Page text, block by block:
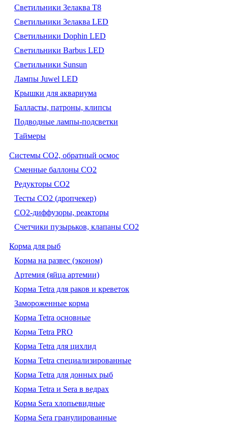
Светильники Зелаква Т8
Светильники Зелаква LED
Светильники Dophin LED
Светильники Barbus LED
Светильники Sunsun
Лампы Juwel LED
Крышки для аквариума
Балласты, патроны, клипсы
Подводные лампы-подсветки
Таймеры
Системы CO2, обратный осмос
Сменные баллоны СО2
Редукторы СО2
Тесты CO2 (дропчекер)
СО2-диффузоры, реакторы
Счетчики пузырьков, клапаны СО2
Корма для рыб
Корма на развес (эконом)
Артемия (яйца артемии)
Корма Tetra для раков и креветок
Замороженные корма
Корма Tetra основные
Корма Tetra PRO
Корма Tetra для цихлид
Корма Tetra специализированные
Корма Tetra для донных рыб
Корма Tetra и Sera в ведрах
Корма Sera хлопьевидные
Корма Sera гранулированные